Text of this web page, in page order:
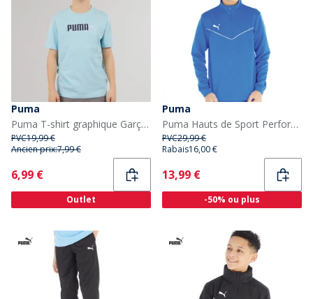
Puma
Puma T-shirt graphique Garçon Aqua
PVC19,99 €
Ancien prix:7,99 €
Current
6,99 €
Outlet
Puma
Puma Hauts de Sport Performants teamRISE Garçon Bleu
PVC29,99 €
Rabais16,00 €
Current
13,99 €
-50% ou plus